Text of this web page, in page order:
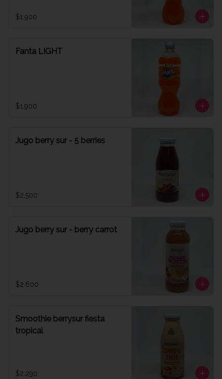
$1.900
Fanta LIGHT
$1.900
Jugo berry sur - 5 berries
$2.500
Jugo berry sur - berry carrot
$2.600
Smoothie berrysur fiesta
tropical
$2.290